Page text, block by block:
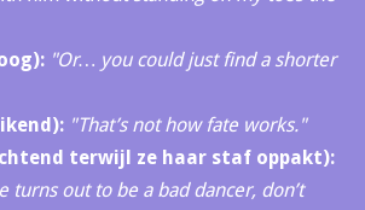
"Or… you could just find a shorter
"That’s not how fate works."
terwijl ze haar staf oppakt):
turns out to be a bad dancer, don’t